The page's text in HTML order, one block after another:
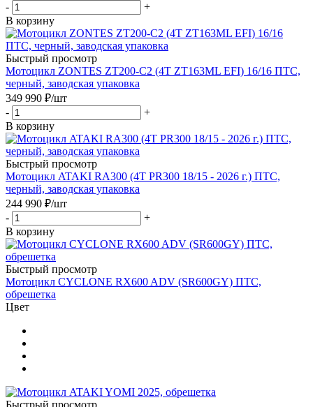
-
+
В корзину
Быстрый просмотр
Мотоцикл ZONTES ZT200-C2 (4T ZT163ML EFI) 16/16 ПТС,
черный, заводская упаковка
349 990 ₽/шт
-
+
В корзину
Быстрый просмотр
Мотоцикл ATAKI RA300 (4T PR300 18/15 - 2026 г.) ПТС,
черный, заводская упаковка
244 990 ₽/шт
-
+
В корзину
Быстрый просмотр
Мотоцикл CYCLONE RX600 ADV (SR600GY) ПТС,
обрешетка
Цвет